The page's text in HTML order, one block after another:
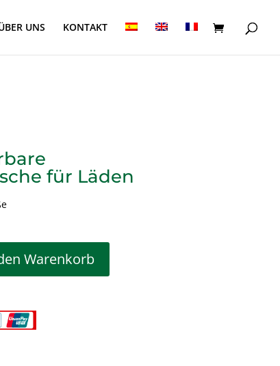
UNS KONTAKT
für Läden
für Läden Menge
Warenkorb